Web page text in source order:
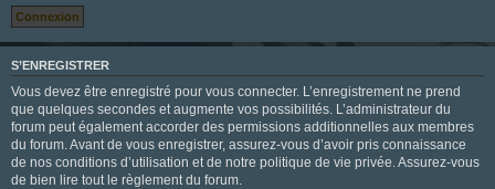
S’ENREGISTRER
Vous devez être enregistré pour vous connecter. L’enregistrement ne prend
que quelques secondes et augmente vos possibilités. L’administrateur du
forum peut également accorder des permissions additionnelles aux membres
du forum. Avant de vous enregistrer, assurez-vous d’avoir pris connaissance
de nos conditions d’utilisation et de notre politique de vie privée. Assurez-vous
de bien lire tout le règlement du forum.